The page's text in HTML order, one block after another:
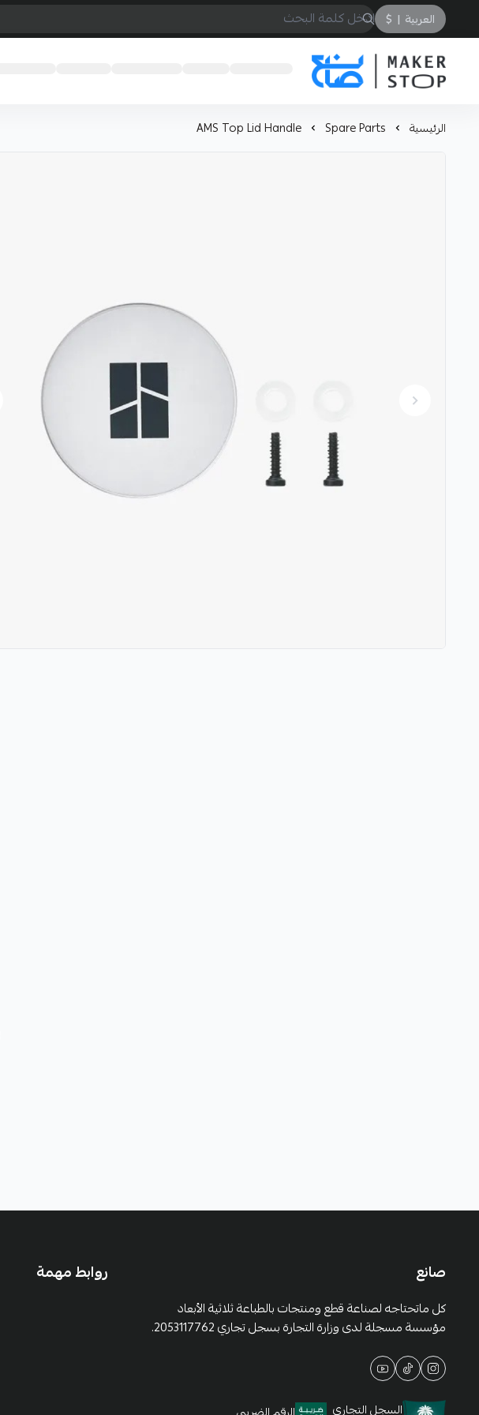
العربية |
$
صانع
الرئيسية Spare Parts
AMS Top Lid Handle
صانع
كل ماتحتاجه لصناعة قطع ومنتجات بالطباعة ثلاثية الأبعاد
مؤسسة مسجلة لدى وزارة التجارة بسجل تجاري 2053117762.
السجل التجاري
روابط مهمة